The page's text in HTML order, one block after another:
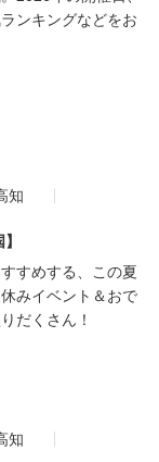
ンキングなどをお
知
すめする、この夏
みイベント＆おで
だくさん！
知